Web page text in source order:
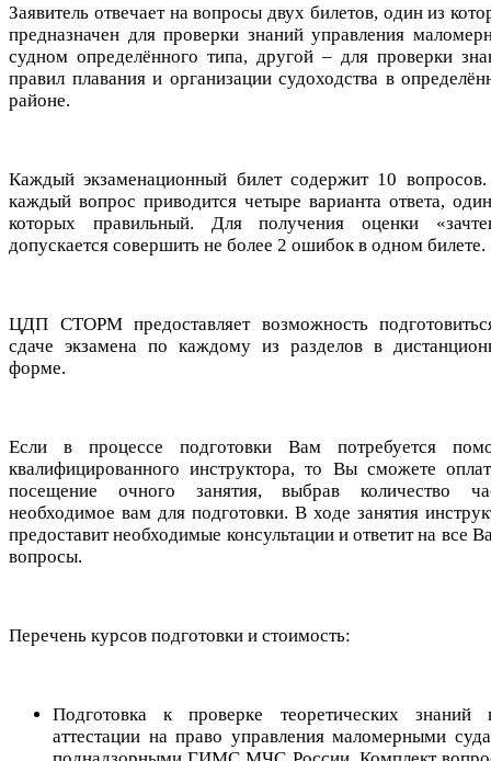
Заявитель отвечает на вопросы двух билетов, один из
предназначен для проверки знаний управления
судном определённого типа, другой – для проверки
правил плавания и организации судоходства в
районе.
Каждый экзаменационный билет содержит 10
каждый вопрос приводится четыре варианта ответа,
которых правильный. Для получения оценки
допускается совершить не более 2 ошибок в одном билете.
ЦДП СТОРМ предоставляет возможность
сдаче экзамена по каждому из разделов в
форме.
Если в процессе подготовки Вам потребуется
квалифицированного инструктора, то Вы сможете
посещение очного занятия, выбрав количество
необходимое вам для подготовки. В ходе занятия
предоставит необходимые консультации и ответит на все
вопросы.
Перечень курсов подготовки и стоимость:
Подготовка к проверке теоретических знаний
аттестации на право управления маломерными